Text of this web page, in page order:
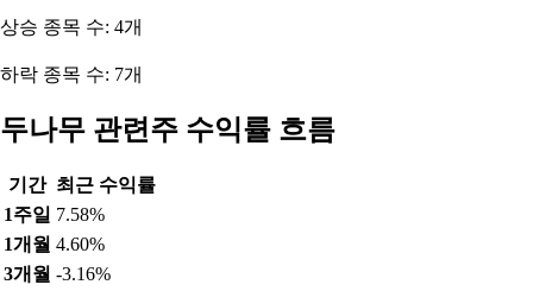
상승 종목 수: 4개
하락 종목 수: 7개
두나무 관련주 수익률 흐름
기간 최근 수익률
1주일 7.58%
1개월 4.60%
3개월 -3.16%